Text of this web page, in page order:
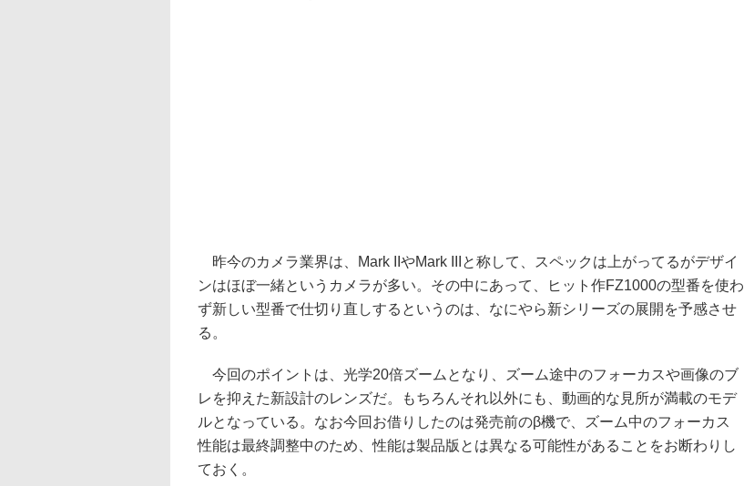
昨今のカメラ業界は、Mark IIやMark IIIと称して、スペックは上がってるがデザイ
ンはほぼ一緒というカメラが多い。その中にあって、ヒット作FZ1000の型番を使わ
ず新しい型番で仕切り直しするというのは、なにやら新シリーズの展開を予感させ
る。
今回のポイントは、光学20倍ズームとなり、ズーム途中のフォーカスや画像のブ
レを抑えた新設計のレンズだ。もちろんそれ以外にも、動画的な見所が満載のモデ
ルとなっている。なお今回お借りしたのは発売前のβ機で、ズーム中のフォーカス
性能は最終調整中のため、性能は製品版とは異なる可能性があることをお断わりし
ておく。